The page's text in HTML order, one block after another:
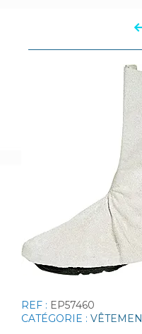
REF : EP57460
CATÉGORIE :